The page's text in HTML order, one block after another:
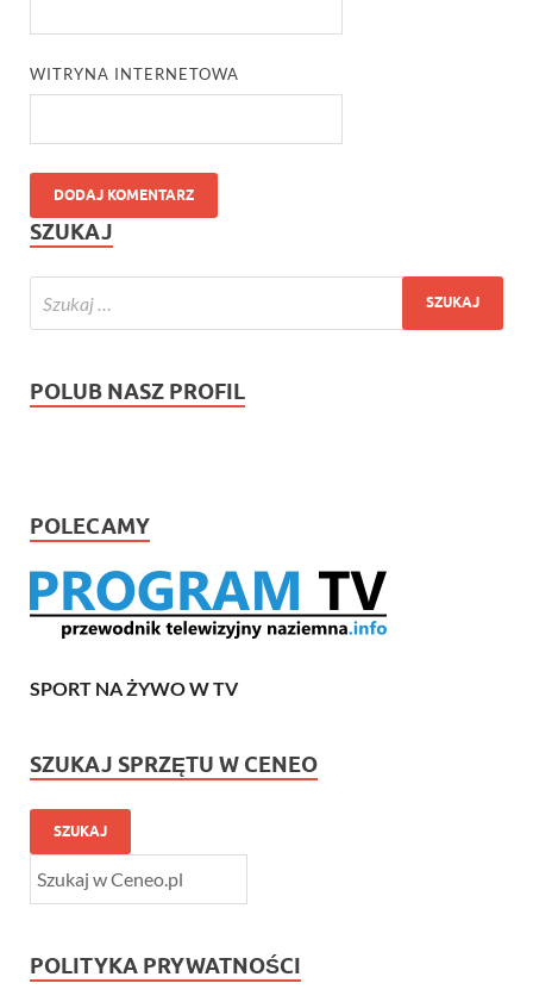
WITRYNA INTERNETOWA
SZUKAJ
POLUB NASZ PROFIL
POLECAMY
SPORT NA ŻYWO W TV
SZUKAJ SPRZĘTU W CENEO
SZUKAJ
POLITYKA PRYWATNOŚCI